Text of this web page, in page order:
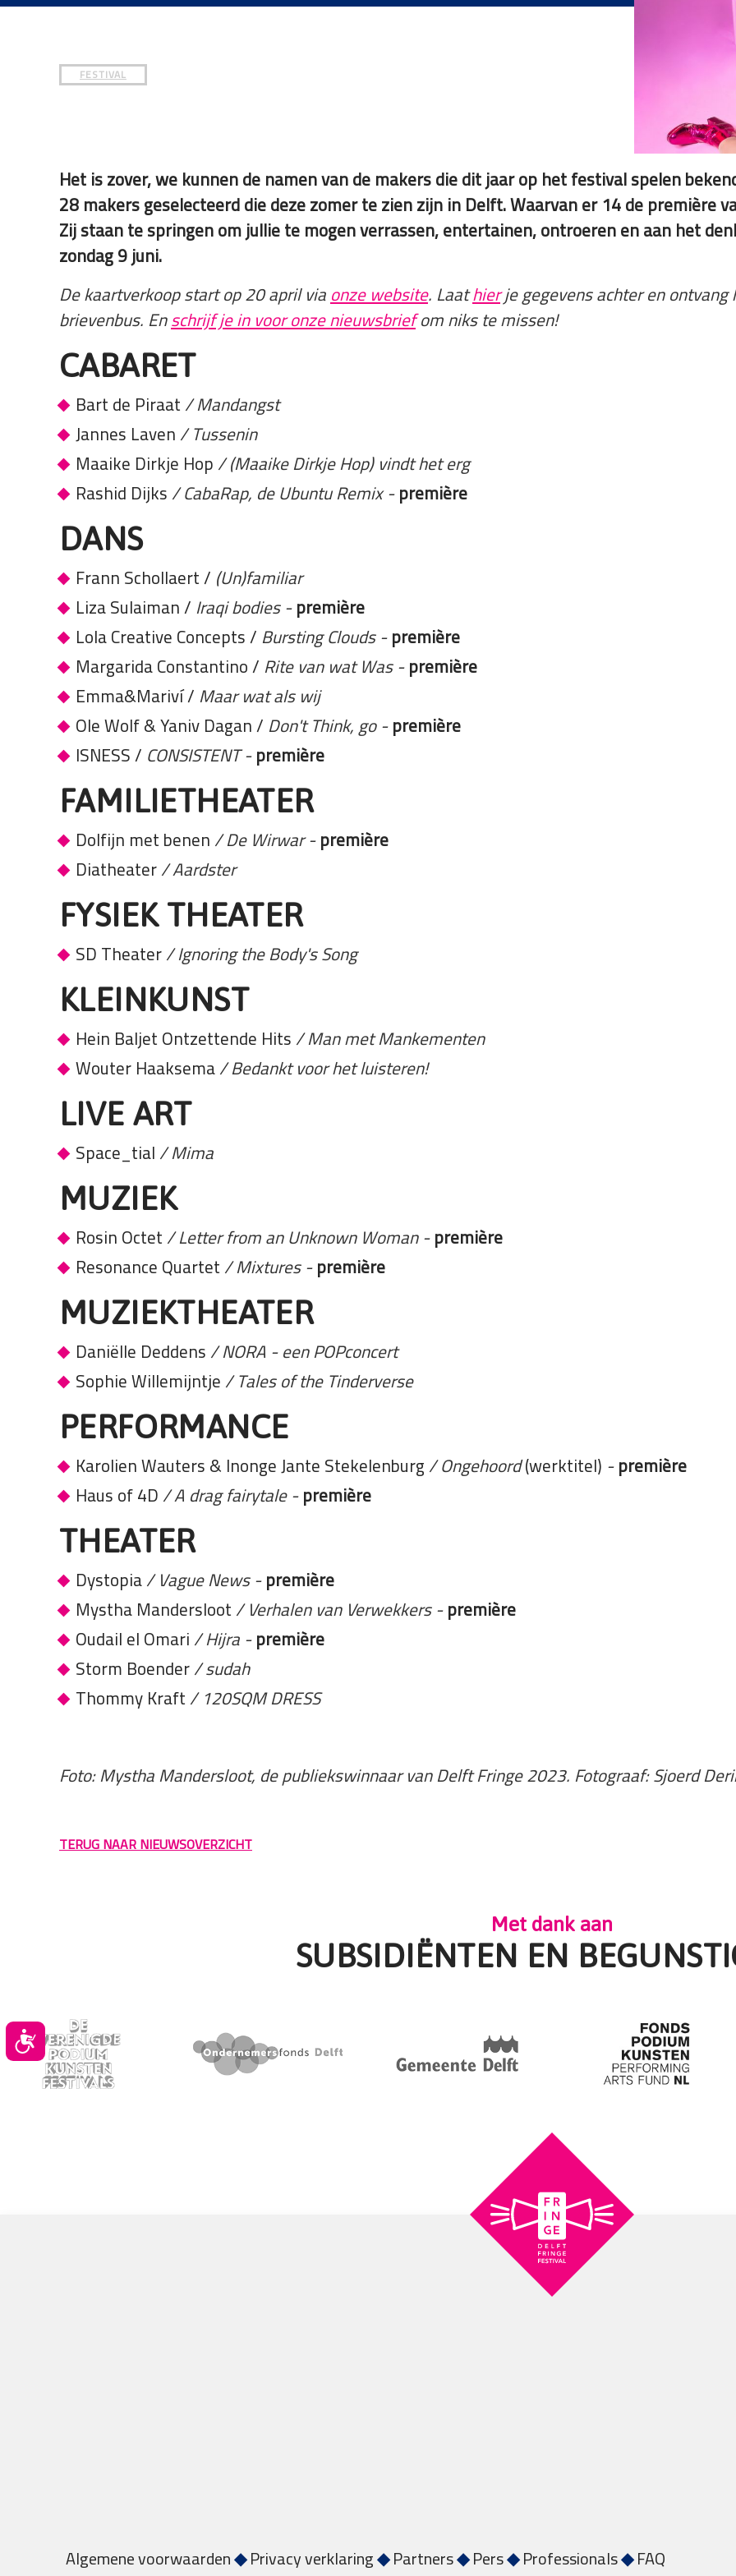
toegankelijkheidsmenu
Toegankelijkheid
FESTIVAL
Het is zover, we kunnen de namen van de makers die dit jaar op het festival spelen
28 makers geselecteerd die deze zomer te zien zijn in Delft. Waarvan er 14 de première
Zij staan te springen om jullie te mogen verrassen, entertainen, ontroeren en aan het
zondag 9 juni.
De kaartverkoop start op 20 april viaonze website. Laathierje gegevens achter en
brievenbus. Enschrijf je in voor onze nieuwsbriefom niks te missen!
CABARET
Bart de Piraat/Mandangst
Jannes Laven/ Tussenin
Maaike Dirkje Hop/ (Maaike Dirkje Hop) vindt het erg
Rashid Dijks/ CabaRap, de Ubuntu Remix -première
DANS
Frann Schollaert / (Un)familiar
Liza Sulaiman / Iraqi bodies-première
Lola Creative Concepts / Bursting Clouds-première
Margarida Constantino / Rite van wat Was-première
Emma&Mariví / Maar wat als wij
Ole Wolf & Yaniv Dagan / Don't Think, go-première
ISNESS / CONSISTENT-première
FAMILIETHEATER
Dolfijn met benen/ De Wirwar-première
Diatheater/ Aardster
FYSIEK THEATER
SD Theater/Ignoring the Body's Song
KLEINKUNST
Hein Baljet Ontzettende Hits/ Man met Mankementen
Wouter Haaksema/ Bedankt voor het luisteren!
LIVE ART
Space_tial/ Mima
MUZIEK
Rosin Octet/ Letter from an Unknown Woman-première
Resonance Quartet/ Mixtures-première
MUZIEKTHEATER
Daniëlle Deddens/ NORA - een POPconcert
Sophie Willemijntje/ Tales of the Tinderverse
PERFORMANCE
Karolien Wauters & Inonge Jante Stekelenburg/Ongehoord(werktitel) -première
Haus of 4D/ A drag fairytale-première
THEATER
Dystopia/ Vague News-première
Mystha Mandersloot/ Verhalen van Verwekkers-première
Oudail el Omari/Hijra-première
Storm Boender/sudah
Thommy Kraft/ 120SQM DRESS
Foto: Mystha Mandersloot, de publiekswinnaar van Delft Fringe 2023. Fotograaf: Sjoerd
TERUG NAAR NIEUWSOVERZICHT
Met dank aan
SUBSIDIËNTEN EN
Algemene voorwaarden◆Privacy verklaring◆Partners◆Pers◆Professionals◆FAQ